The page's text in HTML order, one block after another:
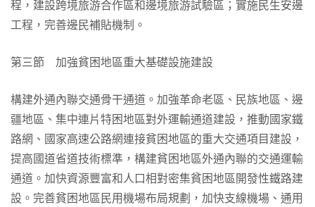
程，建設跨境旅游合作區和邊境旅游試驗區；實施民生安邊
工程，完善邊民補貼機制。
第三節 加強貧困地區重大基礎設施建設
構建外通內聯交通骨干通道。加強革命老區、民族地區、邊
疆地區、集中連片特困地區對外運輸通道建設，推動國家鐵
路網、國家高速公路網連接貧困地區的重大交通項目建設，
提高國道省道技術標準，構建貧困地區外通內聯的交通運輸
通道。加快資源豐富和人口相對密集貧困地區開發性鐵路建
設。完善貧困地區民用機場布局規劃，加快支線機場、通用